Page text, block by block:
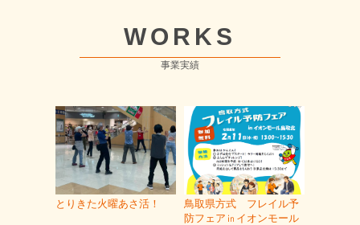
WORKS
事業実績
とりきた火曜あさ活！
鳥取県方式 フレイル予
防フェア㏌イオンモール